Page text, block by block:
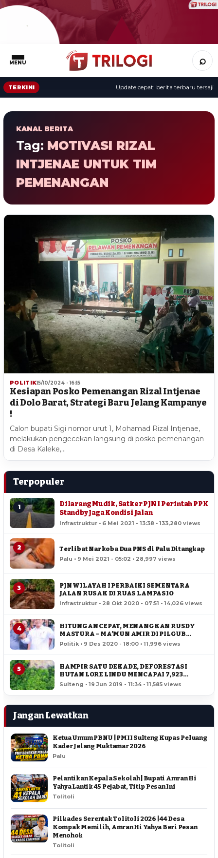
MENU ⌕
TERKINI Update cepat: berita terbaru tersaji
KANAL BERITA
Tag: MOTIVASI RIZAL
INTJENAE UNTUK TIM
PEMENANGAN
POLITIK15/10/2024 - 16:15
Kesiapan Posko Pemenangan Rizal Intjenae
di Dolo Barat, Strategi Baru Jelang Kampanye
!
Calon bupati Sigi nomor urut 1, Mohamad Rizal Intjenae,
melakukan pengecekan langsung di posko pemenangan
di Desa Kaleke,…
Terpopuler
1
Dilarang Mudik, Satker PJN I Perintah PPK
Standby Jaga Kondisi Jalan
Infrastruktur • 6 Mei 2021 - 13:38 • 133,280 views
2 Terlibat Narkoba Dua PNS di Palu Ditangkap
Palu • 9 Mei 2021 - 05:02 • 28,997 views
3
PJN WILAYAH I PERBAIKI SEMENTARA
JALAN RUSAK DI RUAS LAMPASIO
Infrastruktur • 28 Okt 2020 - 07:51 • 14,026 views
4
HITUNGAN CEPAT, MENANGKAN RUSDY
MASTURA – MA’MUN AMIR DI PILGUB
SULTENG
Politik • 9 Des 2020 - 18:00 • 11,996 views
5
HAMPIR SATU DEKADE, DEFORESTASI
HUTAN LORE LINDU MENCAPAI 7,923
HEKTAR
Sulteng • 19 Jun 2019 - 11:34 • 11,585 views
Jangan Lewatkan
Ketua Umum PBNU | PMII Sulteng Kupas Peluang
Kader Jelang Muktamar 2026
Palu
Pelantikan Kepala Sekolah | Bupati Amran Hi
Yahya Lantik 45 Pejabat, Titip Pesan Ini
Tolitoli
Pilkades Serentak Tolitoli 2026 | 44 Desa
Kompak Memilih, Amran Hi Yahya Beri Pesan
Menohok
Tolitoli